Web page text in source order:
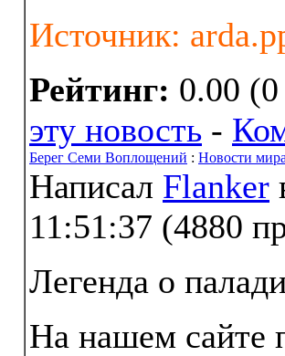
Источник:
Рейтинг: 0.00
эту новость -
Берег Семи Воплощений : Новости
Написал Flanker
11:51:37 (4880
Легенда о
На нашем сайте